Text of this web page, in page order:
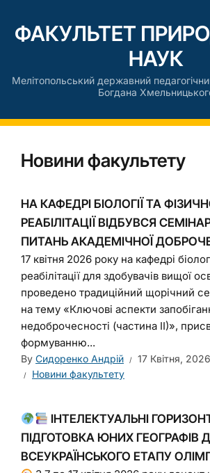
ФАКУЛЬТЕТ
НАУК
Мелітопольський державний
Богдана
Новини факультету
НА КАФЕДРІ БІОЛОГІЇ ТА
РЕАБІЛІТАЦІЇ ВІДБУВСЯ
ПИТАНЬ АКАДЕМІЧНОЇ
17 квітня 2026 року на кафедрі
реабілітації для здобувачів вищої
проведено традиційний щорічний
на тему «Ключові аспекти
недоброчесності (частина ІІ)»,
формуванню...
By Сидоренко Андрій
17 Квітня, 2026
Новини факультету
ІНТЕЛЕКТУАЛЬНІ
ПІДГОТОВКА ЮНИХ ГЕОГРАФІВ
ВСЕУКРАЇНСЬКОГО ЕТАПУ